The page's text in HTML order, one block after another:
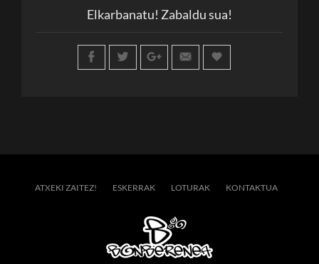
Elkarbanatu! Zabaldu sua!
ATXEKI ZAITEZ! ESKERRAK LOTURAK KONTAKTUA